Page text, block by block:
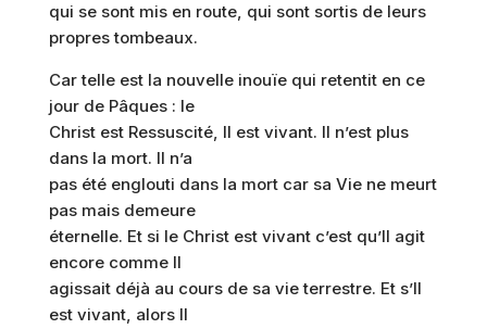
qui se sont mis en route, qui sont sortis de leurs
propres tombeaux.
Car telle est la nouvelle inouïe qui retentit en ce
jour de Pâques : le
Christ est Ressuscité, Il est vivant. Il n’est plus
dans la mort. Il n’a
pas été englouti dans la mort car sa Vie ne meurt
pas mais demeure
éternelle. Et si le Christ est vivant c’est qu’Il agit
encore comme Il
agissait déjà au cours de sa vie terrestre. Et s’Il
est vivant, alors Il